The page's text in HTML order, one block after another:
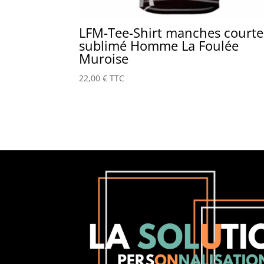
LFM-Tee-Shirt manches
sublimé Homme La Foulée
Muroise
22,00€ TTC